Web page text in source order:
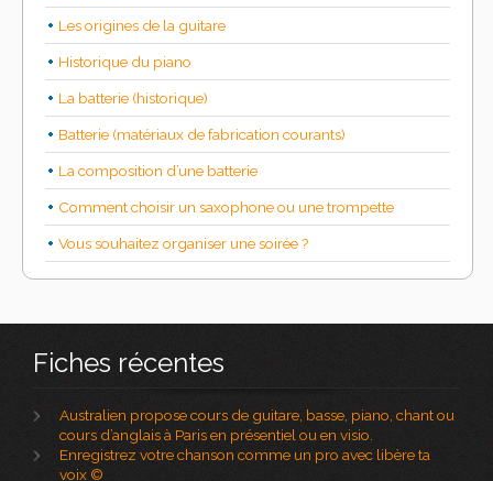
Les origines de la guitare
Historique du piano
La batterie (historique)
Batterie (matériaux de fabrication courants)
La composition d’une batterie
Comment choisir un saxophone ou une trompette
Vous souhaitez organiser une soirée ?
Fiches récentes
Australien propose cours de guitare, basse, piano, chant ou
cours d’anglais à Paris en présentiel ou en visio.
Enregistrez votre chanson comme un pro avec libère ta
voix ©